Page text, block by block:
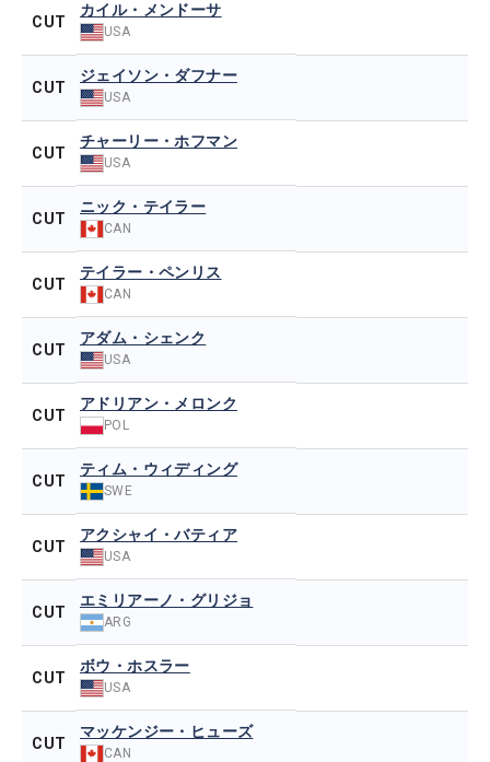
CUT
カイル・メンドーサ
USA
CUT
ジェイソン・ダフナー
USA
CUT
チャーリー・ホフマン
USA
CUT
ニック・テイラー
CAN
CUT
テイラー・ペンリス
CAN
CUT
アダム・シェンク
USA
CUT
アドリアン・メロンク
POL
CUT
ティム・ウィディング
SWE
CUT
アクシャイ・バティア
USA
CUT
エミリアーノ・グリジョ
ARG
CUT
ボウ・ホスラー
USA
CUT
マッケンジー・ヒューズ
CAN